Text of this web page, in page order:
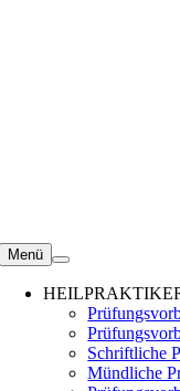
Menü
Schriftliche
Mündliche